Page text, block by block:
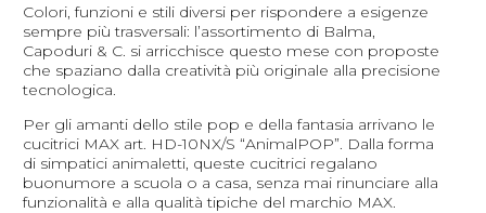
Colori, funzioni e stili diversi per rispondere a esigenze
sempre più trasversali: l’assortimento di Balma,
Capoduri & C. si arricchisce questo mese con proposte
che spaziano dalla creatività più originale alla precisione
tecnologica.
Per gli amanti dello stile pop e della fantasia arrivano le
cucitrici MAX art. HD-10NX/S “AnimalPOP”. Dalla forma
di simpatici animaletti, queste cucitrici regalano
buonumore a scuola o a casa, senza mai rinunciare alla
funzionalità e alla qualità tipiche del marchio MAX.